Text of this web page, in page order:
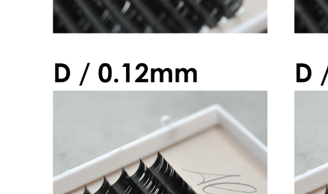
アリシアラッシュ Dカール 0.12mm
¥2,600